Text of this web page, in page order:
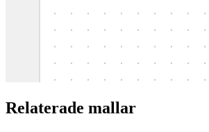
Relaterade mallar